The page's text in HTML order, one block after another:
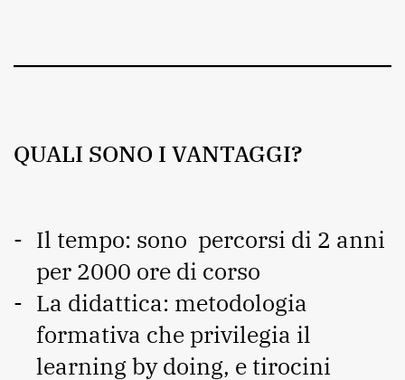
QUALI SONO I VANTAGGI?
Il tempo: sono percorsi di 2 anni
per 2000 ore di corso
La didattica: metodologia
formativa che privilegia il
learning by doing, e tirocini